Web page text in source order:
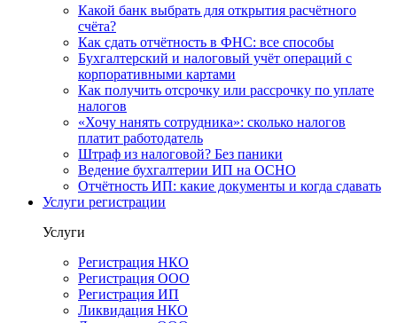
Какой банк выбрать для открытия расчётного
счёта?
Как сдать отчётность в ФНС: все способы
Бухгалтерский и налоговый учёт операций с
корпоративными картами
Как получить отсрочку или рассрочку по уплате
налогов
«Хочу нанять сотрудника»: сколько налогов
платит работодатель
Штраф из налоговой? Без паники
Ведение бухгалтерии ИП на ОСНО
Отчётность ИП: какие документы и когда сдавать
Услуги регистрации
Услуги
Регистрация НКО
Регистрация ООО
Регистрация ИП
Ликвидация НКО